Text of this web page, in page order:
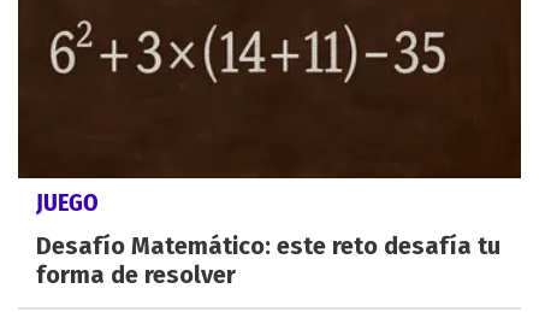
JUEGO
Desafío Matemático: este reto desafía tu
forma de resolver